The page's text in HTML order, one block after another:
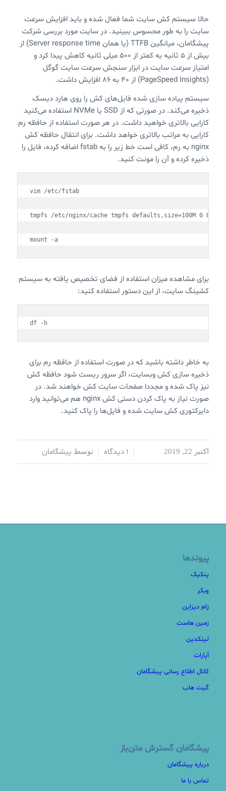
حالا سیستم کش سایت شما فعال شده و باید افزایش سرعت
سایت را به طور محسوس ببینید. در سایت مورد بررسی شرکت
پیشگامان، میانگین TTFB (یا همان Server response time) از
بیش از ۵ ثانیه به کمتر از ۵۰۰ میلی ثانیه کاهش پیدا کرد و
امتیاز سرعت سایت در ابزار سنجش سرعت سایت گوگل
(PageSpeed Insights) از ۴۰ به ۸۶ افزایش داشت.
سیستم پیاده سازی شده فایل‌های کش را روی هارد دیسک
ذخیره می‌کند. در صورتی که از SSD یا NVMe استفاده می‌کنید
کارایی بالاتری خواهید داشت. در هر صورت استفاده از حافظه رم
کارایی به مراتب بالاتری خواهد داشت. برای انتقال حافظه کش
nginx به رم، کافی است خط زیر را به fstab اضافه کرده، فایل را
ذخیره کرده و آن را مونت کنید.
vim /etc/fstab
tmpfs /etc/nginx/cache tmpfs defaults,size=100M 0 0
mount -a
برای مشاهده میزان استفاده از فضای تخصیص یافته به سیستم
کشینگ سایت، از این دستور استفاده کنید:
df -h
به خاطر داشته باشید که در صورت استفاده از حافظه رم برای
ذخیره سازی کش وبسایت، اگر سرور ریست شود حافظه کش
نیز پاک شده و مجددا صفحات سایت کش خواهند شد. در
صورت نیاز به پاک کردن دستی کش nginx هم می‌توانید وارد
دایرکتوری کش سایت شده و فایل‌ها را پاک کنید.
اکتبر 22, 2019 / 1 دیدگاه توسط پیشگامان
پیوندها
پنکیک
وبکر
زام دیزاین
زمین هاست
لینکدین
آپارات
کانال اطلاع رسانی پیشگامان
گیت هاب
پیشگامان گسترش متن‌باز
درباره پیشگامان
تماس با ما